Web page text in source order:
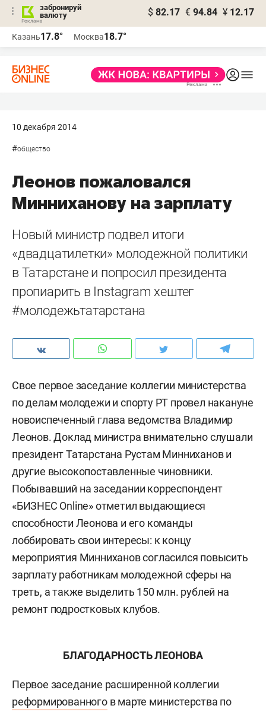
забронируй
валюту
$ 82.17 € 94.84 ¥ 12.17
Казань17.8° Москва18.7°
10 декабря 2014
#общество
Леонов пожаловался
Минниханову на зарплату
Новый министр подвел итоги
«двадцатилетки» молодежной политики
в Татарстане и попросил президента
пропиарить в Instagram хештег
#молодежьтатарстана
Свое первое заседание коллегии министерства
по делам молодежи и спорту РТ провел накануне
новоиспеченный глава ведомства Владимир
Леонов. Доклад министра внимательно слушали
президент Татарстана Рустам Минниханов и
другие высокопоставленные чиновники.
Побывавший на заседании корреспондент
«БИЗНЕС Online» отметил выдающиеся
способности Леонова и его команды
лоббировать свои интересы: к концу
мероприятия Минниханов согласился повысить
зарплату работникам молодежной сферы на
треть, а также выделить 150 млн. рублей на
ремонт подростковых клубов.
БЛАГОДАРНОСТЬ ЛЕОНОВА
Первое заседание расширенной коллегии
реформированногов марте министерства по